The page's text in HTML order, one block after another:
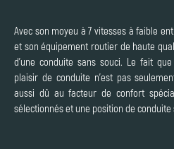
Avec son moyeu à 7 vitesses à faible
et son équipement routier de haute
d'une conduite sans souci. Le fait
plaisir de conduite n'est pas
aussi dû au facteur de confort
sélectionnés et une position de